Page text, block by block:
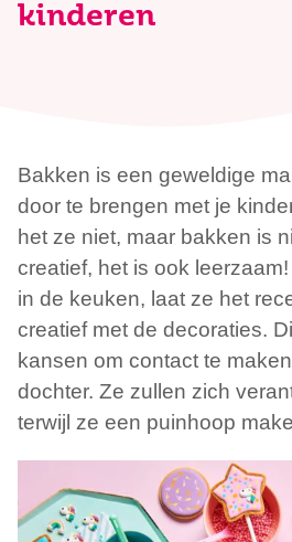
kinderen
Bakken is een geweldige
door te brengen met je
het ze niet, maar bakken is
creatief, het is ook
in de keuken, laat ze het
creatief met de decoraties.
kansen om contact te
dochter. Ze zullen zich
terwijl ze een puinhoop